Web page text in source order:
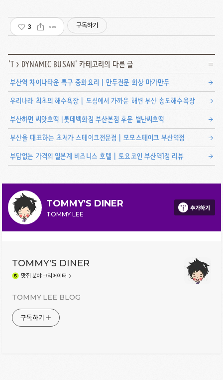
3 구독하기
'T> DYNAMIC BUSAN' 카테고리의 다른 글
부산역 차이나타운 특구 중화요리 | 만두전문 화상 마가만두
우리나라 최초의 해수욕장 | 도심에서 가까운 해변 부산 송도해수욕장
부산하면 씨앗호떡 |롯데백화점 부산본점 후문 별난씨호떡
부산을 대표하는 초저가 스테이크전문점 | 모모스테이크 부산역점
부담없는 가격의 일본계 비즈니스 호텔 | 토요코인 부산역1점 리뷰
TOMMY'S DINER
TOMMY LEE
추가하기
TOMMY'S DINER
맛집 분야 크리에이터
TOMMY LEE BLOG
구독하기